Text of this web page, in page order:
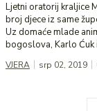
Ljetni oratorij kraljice
broj djece iz same
Uz domaće mlade
bogoslova, Karlo Ćuk
VJERA srp 02, 2019